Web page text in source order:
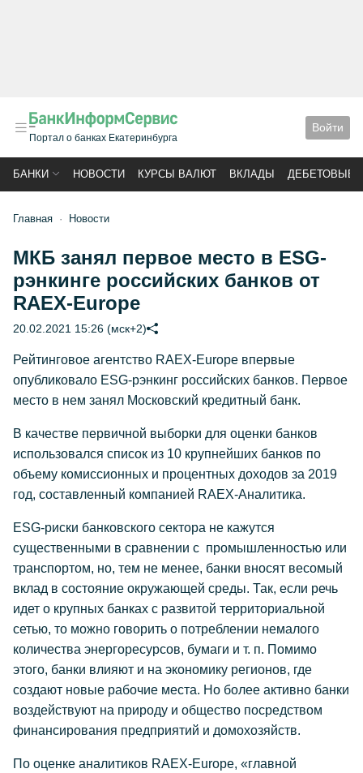
Портал о банках Екатеринбурга
Войти
БАНКИ НОВОСТИ КУРСЫ ВАЛЮТ ВКЛАДЫ ДЕБЕТОВЫЕ
Главная Новости
МКБ занял первое место в ESG-
рэнкинге российских банков от
RAEX-Europe
20.02.2021 15:26 (мск+2)
Рейтинговое агентство RAEX-Europe впервые
опубликовало ESG-рэнкинг российских банков. Первое
место в нем занял Московский кредитный банк.
В качестве первичной выборки для оценки банков
использовался список из 10 крупнейших банков по
объему комиссионных и процентных доходов за 2019
год, составленный компанией RAEX-Аналитика.
ESG-риски банковского сектора не кажутся
существенными в сравнении с промышленностью или
транспортом, но, тем не менее, банки вносят весомый
вклад в состояние окружающей среды. Так, если речь
идет о крупных банках с развитой территориальной
сетью, то можно говорить о потреблении немалого
количества энергоресурсов, бумаги и т. п. Помимо
этого, банки влияют и на экономику регионов, где
создают новые рабочие места. Но более активно банки
воздействуют на природу и общество посредством
финансирования предприятий и домохозяйств.
По оценке аналитиков RAEX-Europe, «главной